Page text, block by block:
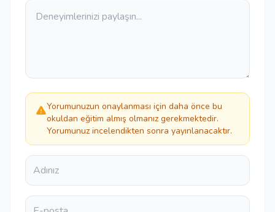
Yorumunuzun onaylanması için daha önce bu
okuldan eğitim almış olmanız gerekmektedir.
Yorumunuz incelendikten sonra yayınlanacaktır.